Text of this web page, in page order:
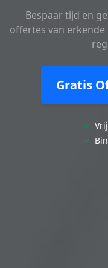
Bespaar tijd en
offertes van
Gratis
✓
✓